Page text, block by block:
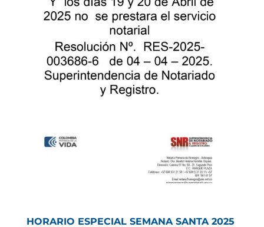
HORARIO ESPECIAL SEMANA SANTA 2025